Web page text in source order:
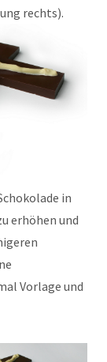
rechts).
in
erhöhen und
Vorlage und